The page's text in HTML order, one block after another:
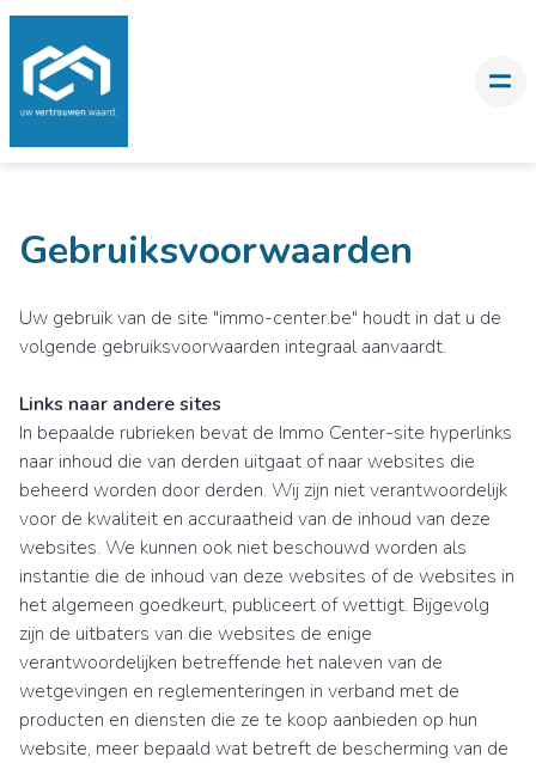
Gebruiksvoorwaarden
Uw gebruik van de site "immo-center.be" houdt in dat u de
volgende gebruiksvoorwaarden integraal aanvaardt.
Links naar andere sites
In bepaalde rubrieken bevat de Immo Center-site hyperlinks
naar inhoud die van derden uitgaat of naar websites die
beheerd worden door derden. Wij zijn niet verantwoordelijk
voor de kwaliteit en accuraatheid van de inhoud van deze
websites. We kunnen ook niet beschouwd worden als
instantie die de inhoud van deze websites of de websites in
het algemeen goedkeurt, publiceert of wettigt. Bijgevolg
zijn de uitbaters van die websites de enige
verantwoordelijken betreffende het naleven van de
wetgevingen en reglementeringen in verband met de
producten en diensten die ze te koop aanbieden op hun
website, meer bepaald wat betreft de bescherming van de